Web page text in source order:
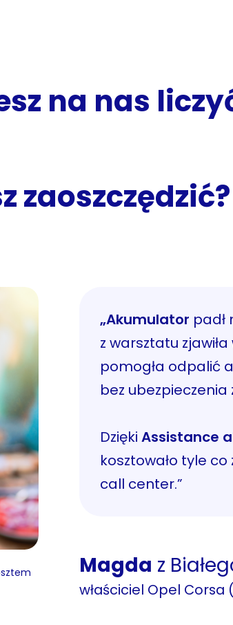
na nas
zaoszczędzić?
„Akumulator padł
z warsztatu
pomogła odpalić
bez ubezpieczenia
Dzięki Assistance
kosztowało tyle
call center.”
Magda z
właściciel Opel Corsa